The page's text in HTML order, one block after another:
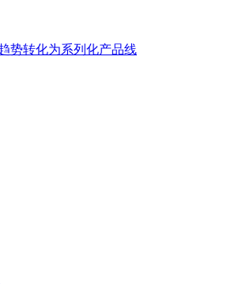
势转化为系列化产品线